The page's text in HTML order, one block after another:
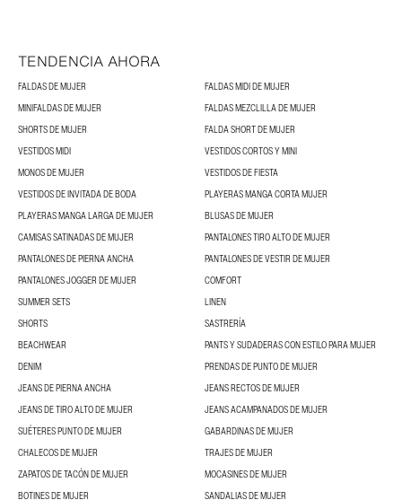
TENDENCIA AHORA
FALDAS DE MUJER
FALDAS MIDI DE MUJER
MINIFALDAS DE MUJER
FALDAS MEZCLILLA DE MUJER
SHORTS DE MUJER
FALDA SHORT DE MUJER
VESTIDOS MIDI
VESTIDOS CORTOS Y MINI
MONOS DE MUJER
VESTIDOS DE FIESTA
VESTIDOS DE INVITADA DE BODA
PLAYERAS MANGA CORTA MUJER
PLAYERAS MANGA LARGA DE MUJER
BLUSAS DE MUJER
CAMISAS SATINADAS DE MUJER
PANTALONES TIRO ALTO DE MUJER
PANTALONES DE PIERNA ANCHA
PANTALONES DE VESTIR DE MUJER
PANTALONES JOGGER DE MUJER
COMFORT
SUMMER SETS
LINEN
SHORTS
SASTRERÍA
BEACHWEAR
PANTS Y SUDADERAS CON ESTILO PARA MUJER
DENIM
PRENDAS DE PUNTO DE MUJER
JEANS DE PIERNA ANCHA
JEANS RECTOS DE MUJER
JEANS DE TIRO ALTO DE MUJER
JEANS ACAMPANADOS DE MUJER
SUÉTERES PUNTO DE MUJER
GABARDINAS DE MUJER
CHALECOS DE MUJER
TRAJES DE MUJER
ZAPATOS DE TACÓN DE MUJER
MOCASINES DE MUJER
BOTINES DE MUJER
SANDALIAS DE MUJER